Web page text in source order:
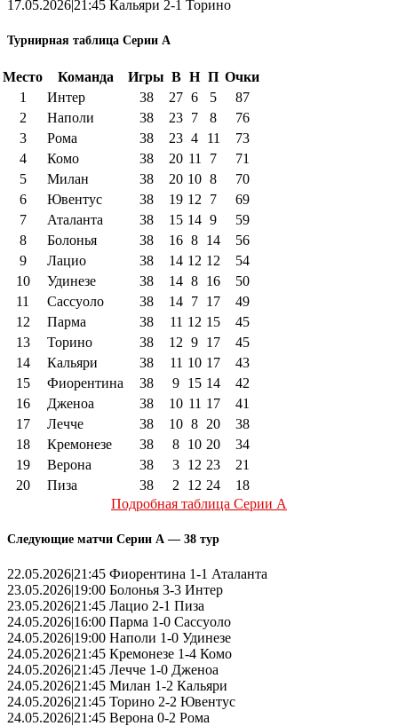
17.05.2026|21:45 Кальяри 2-1 Торино
Турнирная таблица Серии А
Место Команда Игры В Н П Очки
1
Интер 38 27 6 5
87
2
Наполи 38 23 7 8
76
3
Рома 38 23 4 11
73
4
Комо 38 20 11 7
71
5
Милан 38 20 10 8
70
6
Ювентус 38 19 12 7
69
7
Аталанта 38 15 14 9
59
8
Болонья 38 16 8 14
56
9
Лацио 38 14 12 12
54
10
Удинезе 38 14 8 16
50
11
Сассуоло 38 14 7 17
49
12
Парма 38 11 12 15
45
13
Торино 38 12 9 17
45
14
Кальяри 38 11 10 17
43
15
Фиорентина 38 9 15 14
42
16
Дженоа 38 10 11 17
41
17
Лечче 38 10 8 20
38
18
Кремонезе 38 8 10 20
34
19
Верона 38 3 12 23
21
20
Пиза 38 2 12 24
18
Подробная таблица Серии А
Следующие матчи Серии А — 38 тур
22.05.2026|21:45 Фиорентина 1-1 Аталанта
23.05.2026|19:00 Болонья 3-3 Интер
23.05.2026|21:45 Лацио 2-1 Пиза
24.05.2026|16:00 Парма 1-0 Сассуоло
24.05.2026|19:00 Наполи 1-0 Удинезе
24.05.2026|21:45 Кремонезе 1-4 Комо
24.05.2026|21:45 Лечче 1-0 Дженоа
24.05.2026|21:45 Милан 1-2 Кальяри
24.05.2026|21:45 Торино 2-2 Ювентус
24.05.2026|21:45 Верона 0-2 Рома